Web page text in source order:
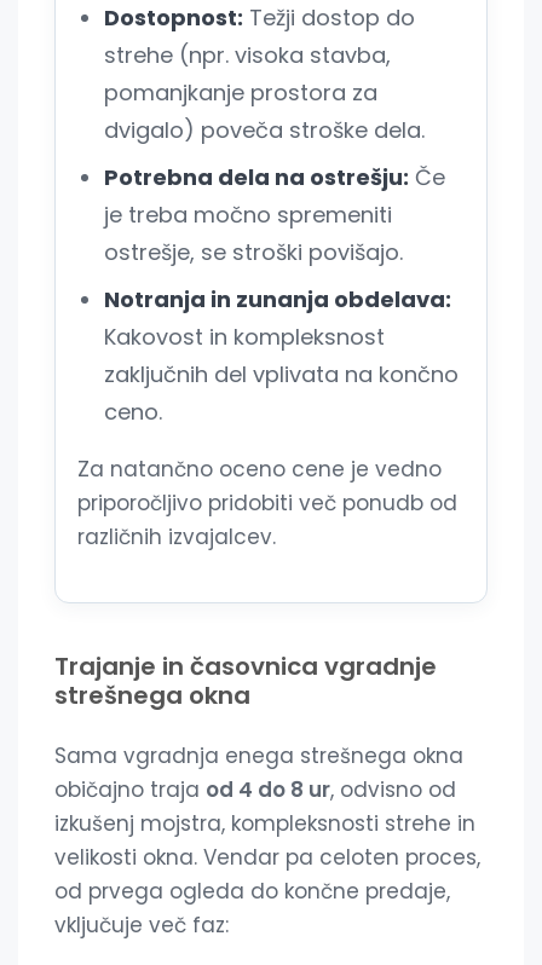
Dostopnost: Težji dostop do
strehe (npr. visoka stavba,
pomanjkanje prostora za
dvigalo) poveča stroške dela.
Potrebna dela na ostrešju: Če
je treba močno spremeniti
ostrešje, se stroški povišajo.
Notranja in zunanja obdelava:
Kakovost in kompleksnost
zaključnih del vplivata na končno
ceno.
Za natančno oceno cene je vedno
priporočljivo pridobiti več ponudb od
različnih izvajalcev.
Trajanje in časovnica vgradnje
strešnega okna
Sama vgradnja enega strešnega okna
običajno traja od 4 do 8 ur, odvisno od
izkušenj mojstra, kompleksnosti strehe in
velikosti okna. Vendar pa celoten proces,
od prvega ogleda do končne predaje,
vključuje več faz: